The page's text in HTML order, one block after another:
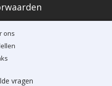
ons
vragen